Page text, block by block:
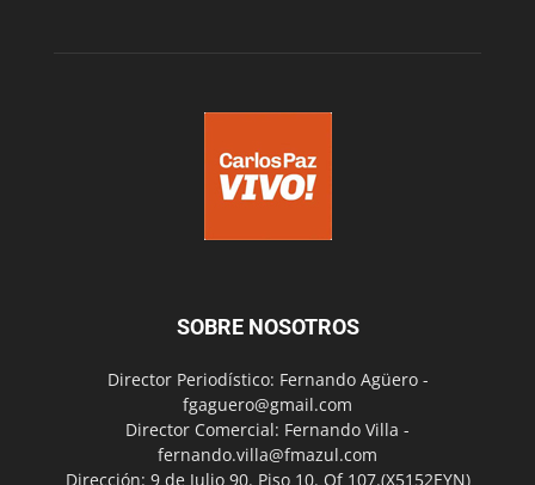
SOBRE NOSOTROS
Director Periodístico: Fernando Agüero -
fgaguero@gmail.com
Director Comercial: Fernando Villa -
fernando.villa@fmazul.com
Dirección: 9 de Julio 90. Piso 10. Of 107.(X5152EYN)